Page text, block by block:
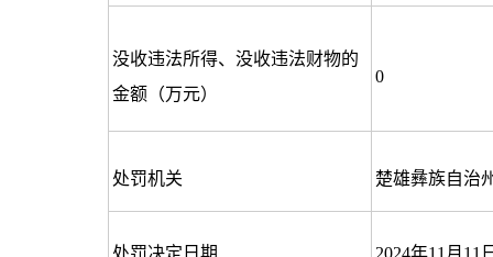
没收违法所得、没收违法财物的
金额（万元）
0
处罚机关 楚雄彝族自治
处罚决定日期 2024年11月11